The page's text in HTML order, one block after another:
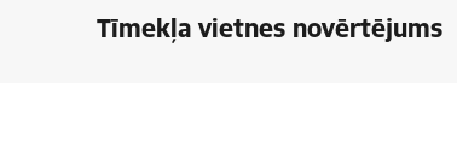
Tīmekļa vietnes novērtējums